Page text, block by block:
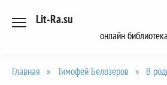
Lit-Ra.su
онлайн библиотека
Главная » Тимофей Белозеров » В